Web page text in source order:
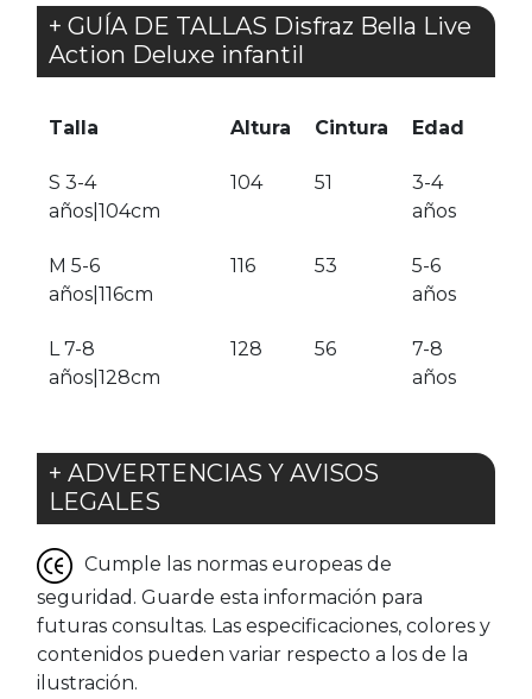
+ GUÍA DE TALLAS Disfraz Bella Live
Action Deluxe infantil
Talla Altura Cintura Edad
S 3-4
años|104cm
104 51
3-4
años
M 5-6
años|116cm
116 53
5-6
años
L 7-8
años|128cm
128 56
7-8
años
+ ADVERTENCIAS Y AVISOS
LEGALES
Cumple las normas europeas de
seguridad. Guarde esta información para
futuras consultas. Las especificaciones, colores y
contenidos pueden variar respecto a los de la
ilustración.